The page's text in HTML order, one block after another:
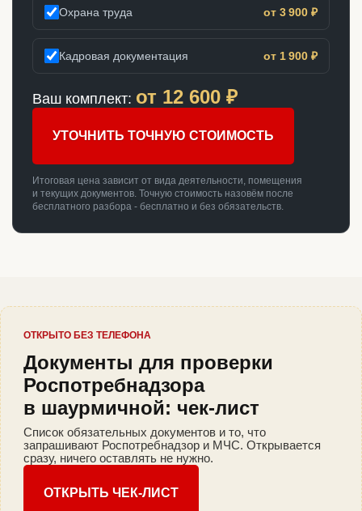
Охрана труда от 3 900 ₽
Кадровая документация от 1 900 ₽
Ваш комплект: от 12 600 ₽
УТОЧНИТЬ ТОЧНУЮ СТОИМОСТЬ
Итоговая цена зависит от вида деятельности, помещения
и текущих документов. Точную стоимость назовём после
бесплатного разбора - бесплатно и без обязательств.
ОТКРЫТО БЕЗ ТЕЛЕФОНА
Документы для проверки
Роспотребнадзора
в шаурмичной: чек-лист
Список обязательных документов и то, что
запрашивают Роспотребнадзор и МЧС. Открывается
сразу, ничего оставлять не нужно.
ОТКРЫТЬ ЧЕК-ЛИСТ